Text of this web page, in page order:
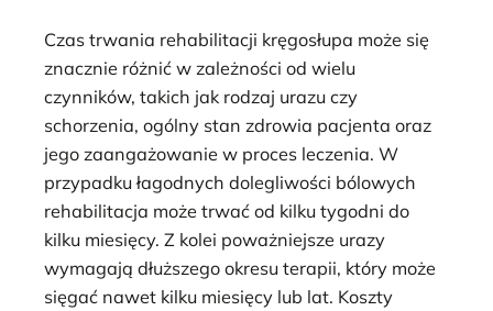
Czas trwania rehabilitacji kręgosłupa może się
znacznie różnić w zależności od wielu
czynników, takich jak rodzaj urazu czy
schorzenia, ogólny stan zdrowia pacjenta oraz
jego zaangażowanie w proces leczenia. W
przypadku łagodnych dolegliwości bólowych
rehabilitacja może trwać od kilku tygodni do
kilku miesięcy. Z kolei poważniejsze urazy
wymagają dłuższego okresu terapii, który może
sięgać nawet kilku miesięcy lub lat. Koszty